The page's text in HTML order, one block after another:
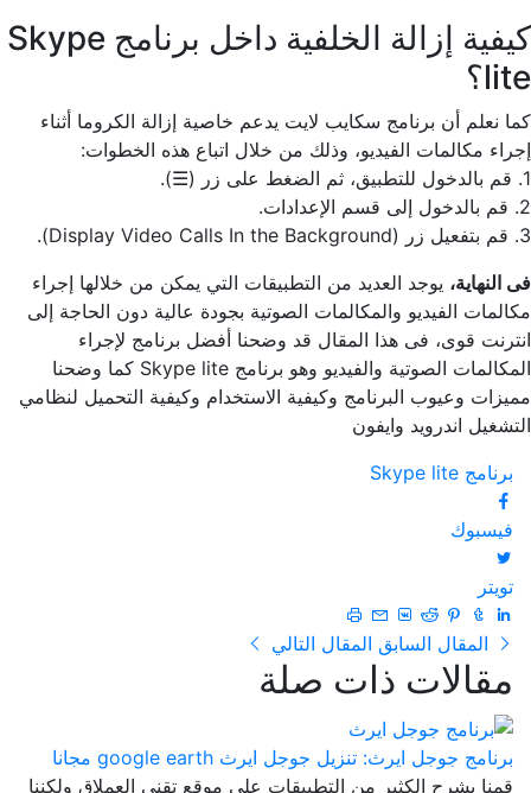
كيفية إزالة الخلفية داخل برنامج Skype
lite؟
كما نعلم أن برنامج سكايب لايت يدعم خاصية إزالة الكروما أثناء
إجراء مكالمات الفيديو، وذلك من خلال اتباع هذه الخطوات:
1. قم بالدخول للتطبيق، ثم الضغط على زر (☰).
2. قم بالدخول إلى قسم الإعدادات.
3. قم بتفعيل زر (Display Video Calls In the Background).
فى النهاية، يوجد العديد من التطبيقات التي يمكن من خلالها إجراء
مكالمات الفيديو والمكالمات الصوتية بجودة عالية دون الحاجة إلى
انترنت قوى، فى هذا المقال قد وضحنا أفضل برنامج لإجراء
المكالمات الصوتية والفيديو وهو برنامج Skype lite كما وضحنا
مميزات وعيوب البرنامج وكيفية الاستخدام وكيفية التحميل لنظامي
التشغيل اندرويد وايفون
برنامج Skype lite
فيسبوك
تويتر
المقال السابق المقال التالي
مقالات ذات صلة
برنامج جوجل ايرث: تنزيل جوجل ايرث google earth مجانا
قمنا بشرح الكثير من التطبيقات على موقع تقني العملاق ولكننا